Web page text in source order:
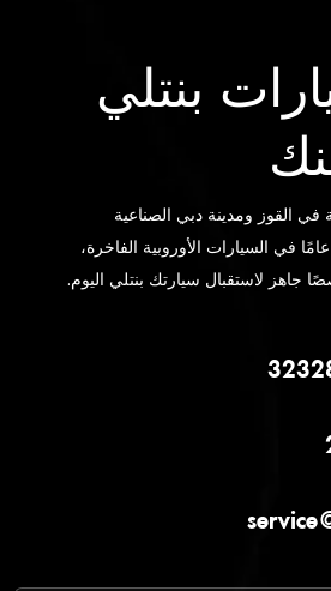
بنتلي
في القوز ومدينة دبي الصناعية
وعجمان. خبرة تزيد على 33 عامًا في السيارات الأوروبية الفاخرة،